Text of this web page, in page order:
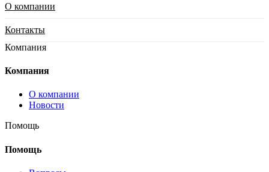
О компании
Контакты
Компания
Компания
О компании
Новости
Помощь
Помощь